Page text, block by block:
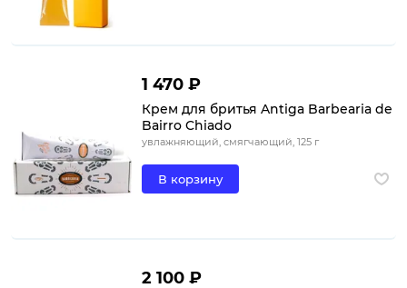
1 470 ₽
Крем для бритья Antiga Barbearia de
Bairro Chiado
увлажняющий, смягчающий, 125 г
В корзину
2 100 ₽